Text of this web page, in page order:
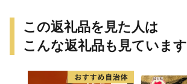
この返礼品を見た人は
こんな返礼品も見ています